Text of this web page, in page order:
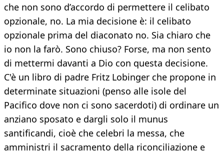
che non sono d’accordo di permettere il celibato
opzionale, no. La mia decisione è: il celibato
opzionale prima del diaconato no. Sia chiaro che
io non la farò. Sono chiuso? Forse, ma non sento
di mettermi davanti a Dio con questa decisione.
C'è un libro di padre Fritz Lobinger che propone in
determinate situazioni (penso alle isole del
Pacifico dove non ci sono sacerdoti) di ordinare un
anziano sposato e dargli solo il munus
santificandi, cioè che celebri la messa, che
amministri il sacramento della riconciliazione e